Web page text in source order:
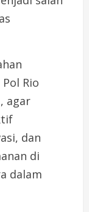
Rio
agar
dan
di
dalam